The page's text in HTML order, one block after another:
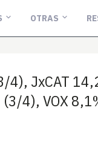
OTRAS
4), JxCAT
4), VOX